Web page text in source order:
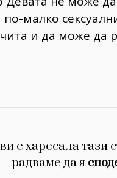
малко
и да може да
е харесала тази
радваме да я